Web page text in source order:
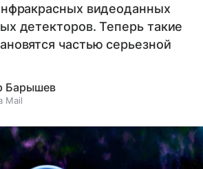
видеоданных
детекторов. Теперь такие
частью серьезной
Барышев
Mail